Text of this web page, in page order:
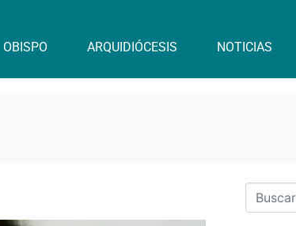
OBISPO ARQUIDIÓCESIS NOTICIAS